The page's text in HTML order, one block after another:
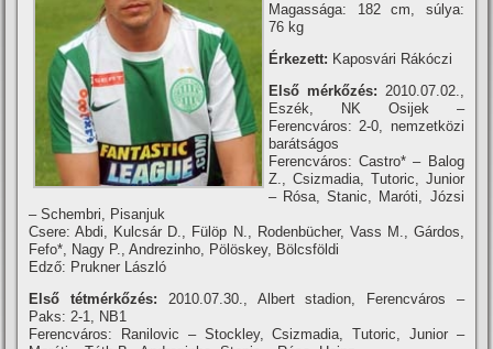
Magassága: 182 cm, súlya:
76 kg
Érkezett: Kaposvári Rákóczi
Első mérkőzés: 2010.07.02.,
Eszék, NK Osijek –
Ferencváros: 2-0, nemzetközi
barátságos
Ferencváros: Castro* – Balog
Z., Csizmadia, Tutoric, Junior
– Rósa, Stanic, Maróti, Józsi
– Schembri, Pisanjuk
Csere: Abdi, Kulcsár D., Fülöp N., Rodenbücher, Vass M., Gárdos,
Fefo*, Nagy P., Andrezinho, Pölöskey, Bölcsföldi
Edző: Prukner László
Első tétmérkőzés: 2010.07.30., Albert stadion, Ferencváros –
Paks: 2-1, NB1
Ferencváros: Ranilovic – Stockley, Csizmadia, Tutoric, Junior –